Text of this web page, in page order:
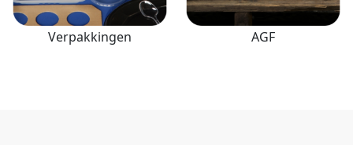
Verpakkingen AGF